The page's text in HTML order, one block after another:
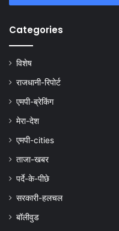
Categories
विशेष
राजधानी-रिपोर्ट
एमपी-ब्रेकिंग
मेरा-देश
एमपी-cities
ताजा-खबर
पर्दे-के-पीछे
सरकारी-हलचल
बॉलीवुड